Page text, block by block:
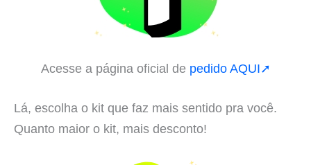
Acesse a página oficial de pedido AQUI➚
Lá, escolha o kit que faz mais sentido pra você.
Quanto maior o kit, mais desconto!